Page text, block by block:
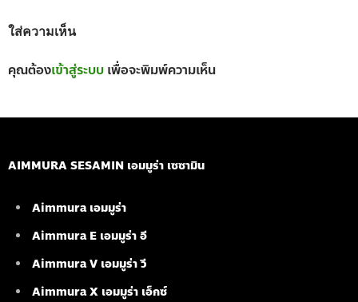
ใส่ความเห็น
คุณต้องเข้าสู่ระบบ เพื่อจะพิมพ์ความเห็น
AIMMURA SESAMIN เอมมูร่า เซซามิน
Aimmura เอมมูร่า
Aimmura E เอมมูร่า อี
Aimmura V เอมมูร่า วี
Aimmura X เอมมูร่า เอ็กซ์